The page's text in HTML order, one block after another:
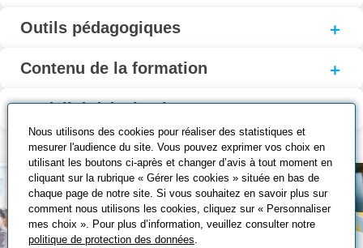
Outils pédagogiques
Contenu de la formation
Modalité d’évaluation
Nous utilisons des cookies pour réaliser des statistiques et
mesurer l'audience du site. Vous pouvez exprimer vos choix en
utilisant les boutons ci-après et changer d’avis à tout moment en
cliquant sur la rubrique « Gérer les cookies » située en bas de
chaque page de notre site. Si vous souhaitez en savoir plus sur
comment nous utilisons les cookies, cliquez sur « Personnaliser
mes choix ». Pour plus d’information, veuillez consulter notre
politique de protection des données.